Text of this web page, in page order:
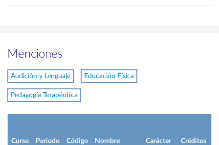
Menciones
Audición y Lenguaje Educación Física
Pedagogía Terapéutica
Curso Periodo Código Nombre Carácter Créditos